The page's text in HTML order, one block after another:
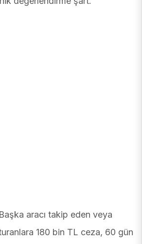
Başka aracı takip eden veya
180 bin TL ceza, 60 gün